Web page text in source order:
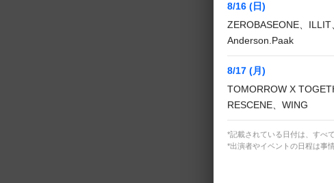
ブラックスーツを
露。 「STREET
続くタイトル曲「
ZEROBASEONE
に加え、スカーフ
8/16 (日)
ZEROBASEONE、
Anderson.Paak
8/17 (月)
TOMORROW X
RESCENE、WING
*記載されている日付は、すべ
*出演者やイベントの日程は事